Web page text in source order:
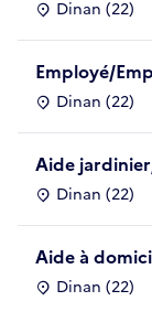
Dinan (22)
Employé/
Dinan (22)
Aide
Dinan (22)
Aide à
Dinan (22)